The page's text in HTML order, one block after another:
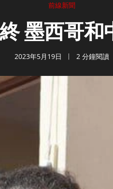
前線新聞
墨西哥
2023年5月19日 2 分鐘閱讀